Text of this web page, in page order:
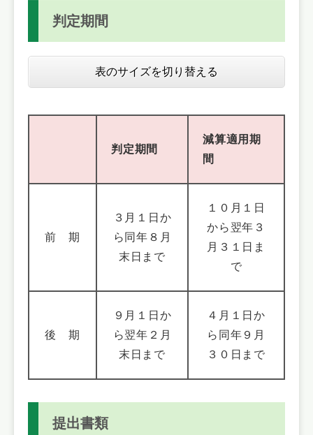
判定期間
表のサイズを切り替える
判定期間
減算適用期
間
前 期
３月１日か
ら同年８月
末日まで
１０月１日
から翌年３
月３１日ま
で
後 期
９月１日か
ら翌年２月
末日まで
４月１日か
ら同年９月
３０日まで
提出書類